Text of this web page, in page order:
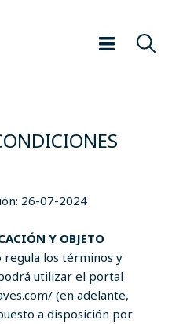
26-07-2024
Y OBJETO
los términos y
utilizar el portal
(en adelante,
a disposición por